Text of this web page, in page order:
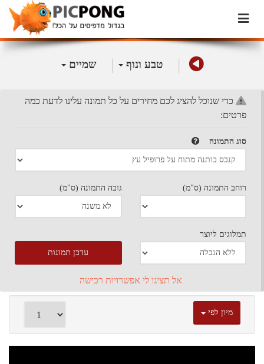
| טבע ונוף | שמיים
כדי שנוכל להציג לכם מחירים על כל תמונה עלינו לדעת כמה
פרטים:
סוג התמונה
רוחב התמונה (ס"מ) גובה התמונה (ס"מ)
תמלוגים ליוצר
עדכן תמונות
אל תציגו לי אפשרויות רכישה
מיון לפי